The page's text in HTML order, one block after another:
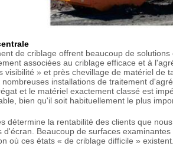
de criblage offrent beaucoup de
associées au criblage efficace et à
» et près chevillage de matériel de
installations de traitement
et le matériel exactement classé est
bien qu'il soit habituellement le plus
détermine la rentabilité des clients que
Beaucoup de surfaces
où ces états « de criblage difficile »